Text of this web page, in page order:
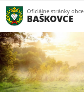
Oficiálne stránky obce
BAŠKOVCE